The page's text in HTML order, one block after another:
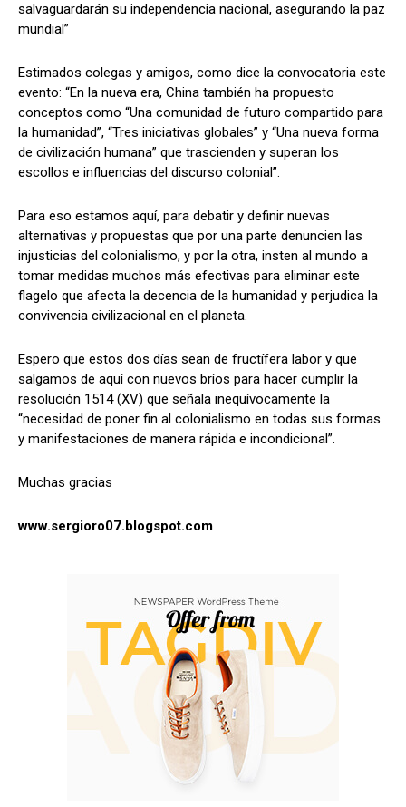
salvaguardarán su independencia nacional, asegurando la paz
mundial”
Estimados colegas y amigos, como dice la convocatoria este
evento: “En la nueva era, China también ha propuesto
conceptos como “Una comunidad de futuro compartido para
la humanidad”, “Tres iniciativas globales” y “Una nueva forma
de civilización humana” que trascienden y superan los
escollos e influencias del discurso colonial”.
Para eso estamos aquí, para debatir y definir nuevas
alternativas y propuestas que por una parte denuncien las
injusticias del colonialismo, y por la otra, insten al mundo a
tomar medidas muchos más efectivas para eliminar este
flagelo que afecta la decencia de la humanidad y perjudica la
convivencia civilizacional en el planeta.
Espero que estos dos días sean de fructífera labor y que
salgamos de aquí con nuevos bríos para hacer cumplir la
resolución 1514 (XV) que señala inequívocamente la
“necesidad de poner fin al colonialismo en todas sus formas
y manifestaciones de manera rápida e incondicional”.
Muchas gracias
www.sergioro07.blogspot.com